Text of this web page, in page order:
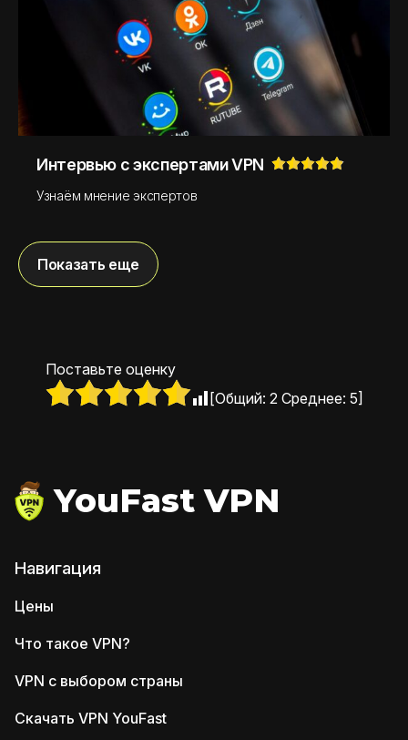
Интервью с экспертами VPN
Узнаём мнение экспертов
Показать еще
Поставьте оценку
[Общий: 2Среднее: 5]
YouFast VPN
Навигация
Цены
Что такое VPN?
VPN с выбором страны
Скачать VPN YouFast